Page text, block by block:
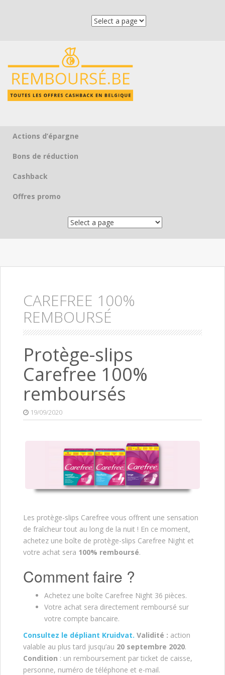
Skip to content
Actions d’épargne
Bons de réduction
Cashback
Offres promo
CAREFREE 100%
REMBOURSÉ
Protège-slips
Carefree 100%
remboursés
19/09/2020
Les protège-slips Carefree vous offrent une sensation
de fraîcheur tout au long de la nuit ! En ce moment,
achetez une boîte de protège-slips Carefree Night et
votre achat sera 100% remboursé.
Comment faire ?
Achetez une boîte Carefree Night 36 pièces.
Votre achat sera directement remboursé sur
votre compte bancaire.
Consultez le dépliant Kruidvat. Validité : action
valable au plus tard jusqu’au 20 septembre 2020.
Condition : un remboursement par ticket de caisse,
personne, numéro de téléphone et e-mail.